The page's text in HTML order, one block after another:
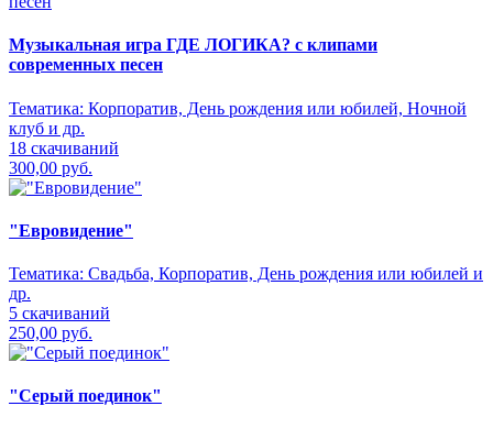
Музыкальная игра ГДЕ ЛОГИКА? с клипами
современных песен
Тематика: Корпоратив, День рождения или юбилей, Ночной
клуб и др.
18 скачиваний
300,00 руб.
"Евровидение"
Тематика: Свадьба, Корпоратив, День рождения или юбилей и
др.
5 скачиваний
250,00 руб.
"Серый поединок"